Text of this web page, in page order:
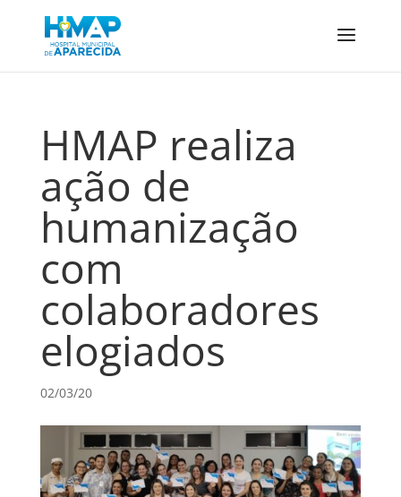
HMAP realiza
ação de
humanização
com
colaboradores
elogiados
02/03/20